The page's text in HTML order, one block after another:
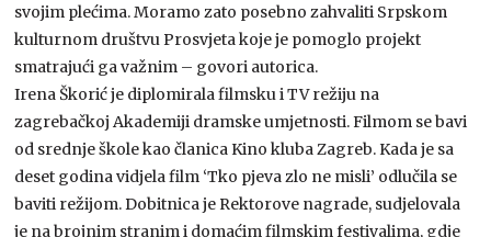
svojim plećima. Moramo zato posebno zahvaliti Srpskom
kulturnom društvu Prosvjeta koje je pomoglo projekt
smatrajući ga važnim – govori autorica.
Irena Škorić je diplomirala filmsku i TV režiju na
zagrebačkoj Akademiji dramske umjetnosti. Filmom se bavi
od srednje škole kao članica Kino kluba Zagreb. Kada je sa
deset godina vidjela film ‘Tko pjeva zlo ne misli’ odlučila se
baviti režijom. Dobitnica je Rektorove nagrade, sudjelovala
je na brojnim stranim i domaćim filmskim festivalima, gdje